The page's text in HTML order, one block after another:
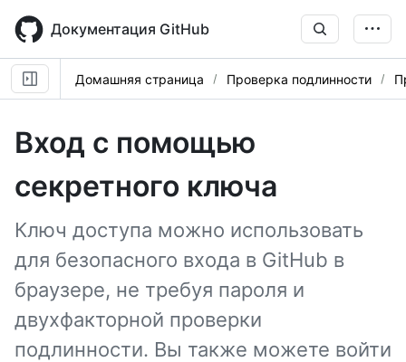
main
content
Документация GitHub
Домашняя страница Проверка подлинности
Вход с помощью
секретного ключа
Ключ доступа можно использовать
для безопасного входа в GitHub в
браузере, не требуя пароля и
двухфакторной проверки
подлинности. Вы также можете войти